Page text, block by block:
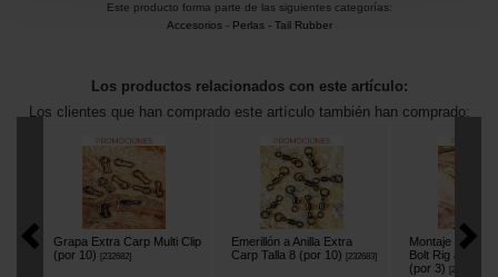
Este producto forma parte de las siguientes categorías:
Accesorios- Perlas - Tail Rubber
Los productos relacionados con este artículo:
Los clientes que han comprado este artículo también han comprado:
Grapa Extra Carp Multi Clip
(por 10)
[232682]
Emerillón a Anilla Extra
Carp Talla 8 (por 10)
[232683]
Montaje Extra
Bolt Rig &
(por 3)
[232686